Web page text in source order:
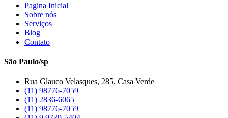
Pagina Inicial
Sobre nós
Serviços
Blog
Contato
São Paulo/sp
Rua Glauco Velasques, 285, Casa Verde
(11) 98776-7059
(11) 2836-6065
(11) 98776-7059